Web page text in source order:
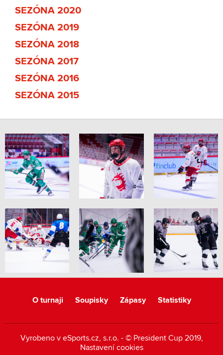
SEZÓNA 2020
SEZÓNA 2019
SEZÓNA 2018
SEZÓNA 2017
SEZÓNA 2016
SEZÓNA 2015
O turnaji Soupisky Zápasy Statistiky
Vyrobeno v eSports.cz, s.r.o. - © President Cup 2019,
Nastavení cookies